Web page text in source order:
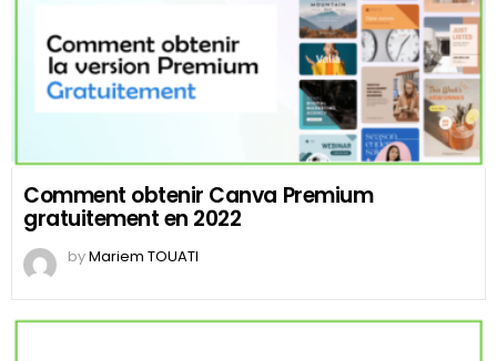
Comment obtenir Canva Premium
gratuitement en 2022
byMariem TOUATI